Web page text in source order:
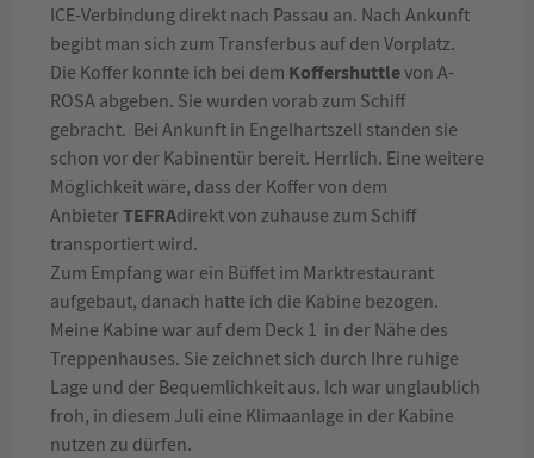
ICE-Verbindung direkt nach Passau an. Nach Ankunft
begibt man sich zum Transferbus auf den Vorplatz.
Die Koffer konnte ich bei dem Koffershuttlevon A-
ROSA abgeben. Sie wurden vorab zum Schiff
gebracht. Bei Ankunft in Engelhartszell standen sie
schon vor der Kabinentür bereit. Herrlich. Eine weitere
Möglichkeit wäre, dass der Koffer von dem
AnbieterTEFRAdirekt von zuhause zum Schiff
transportiert wird.
Zum Empfang war ein Büffet im Marktrestaurant
aufgebaut, danach hatte ich die Kabine bezogen.
Meine Kabine war auf dem Deck 1 in der Nähe des
Treppenhauses. Sie zeichnet sich durch Ihre ruhige
Lage und der Bequemlichkeit aus. Ich war unglaublich
froh, in diesem Juli eine Klimaanlage in der Kabine
nutzen zu dürfen.